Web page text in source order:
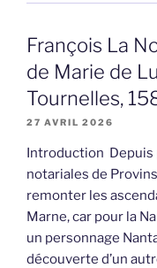
François La
de Marie de
Tournelles,
27 AVRIL 2026
Introduction Depuis
notariales de
remonter les
Marne, car pour la
un personnage
découverte d’un